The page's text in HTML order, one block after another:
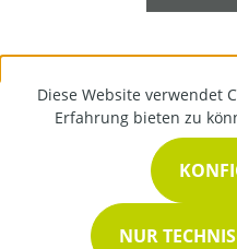
Diese Website verwendet
Erfahrung bieten zu
NUR